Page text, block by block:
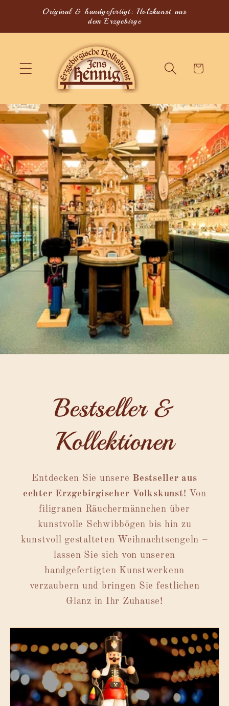
Original & handgefertigt: Holzkunst aus
dem Erzgebirge
Warenkorb
Bestseller &
Kollektionen
Entdecken Sie unsere Bestseller aus
echter Erzgebirgischer Volkskunst! Von
filigranen Räuchermännchen über
kunstvolle Schwibbögen bis hin zu
kunstvoll gestalteten Weihnachtsengeln –
lassen Sie sich von unseren
handgefertigten Kunstwerkenn
verzaubern und bringen Sie festlichen
Glanz in Ihr Zuhause!